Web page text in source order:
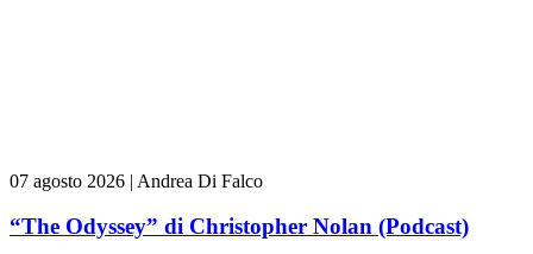
07 agosto 2026 | Andrea Di Falco
“The Odyssey” di Christopher Nolan (Podcast)